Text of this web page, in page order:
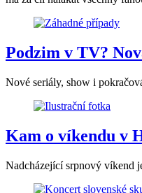
Podzim v TV?
Nové seriály, show i
Kam o víkendu v
Nadcházející srpnový víkend